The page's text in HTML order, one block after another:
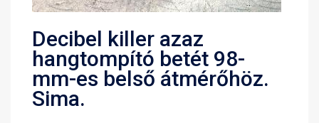
Decibel killer azaz
hangtompító betét 98-
mm-es belső átmérőhöz.
Sima.